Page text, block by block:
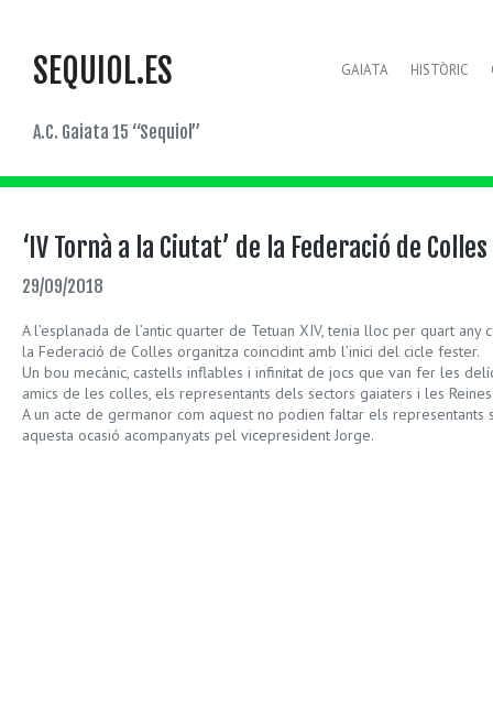
SEQUIOL.ES
A.C. Gaiata 15 “Sequiol”
GAIATA HISTÒRIC
‘IV Tornà a la Ciutat’ de la Federació de Colles
29/09/2018
A l’esplanada de l’antic quarter de Tetuan XIV, tenia lloc per quart any
la Federació de Colles organitza coincidint amb l’inici del cicle fester.
Un bou mecànic, castells inflables i infinitat de jocs que van fer les
amics de les colles, els representants dels sectors gaiaters i les
A un acte de germanor com aquest no podien faltar els representants
aquesta ocasió acompanyats pel vicepresident Jorge.